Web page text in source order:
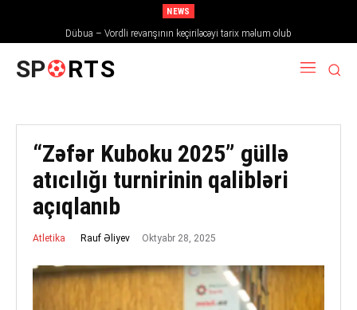
NEWS
Dübua – Vordli revanşının keçiriləcəyi tarix məlum olub
SP RTS
“Zəfər Kuboku 2025” güllə
atıcılığı turnirinin qalibləri
açıqlanıb
Atletika Rauf Əliyev Oktyabr 28, 2025